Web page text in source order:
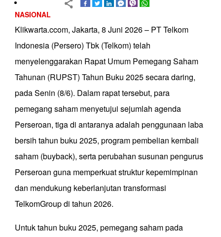
NASIONAL
Klikwarta.ccom, Jakarta, 8 Juni 2026 – PT Telkom
Indonesia (Persero) Tbk (Telkom) telah
menyelenggarakan Rapat Umum Pemegang Saham
Tahunan (RUPST) Tahun Buku 2025 secara daring,
pada Senin (8/6). Dalam rapat tersebut, para
pemegang saham menyetujui sejumlah agenda
Perseroan, tiga di antaranya adalah penggunaan laba
bersih tahun buku 2025, program pembelian kembali
saham (buyback), serta perubahan susunan pengurus
Perseroan guna memperkuat struktur kepemimpinan
dan mendukung keberlanjutan transformasi
TelkomGroup di tahun 2026.
Untuk tahun buku 2025, pemegang saham pada